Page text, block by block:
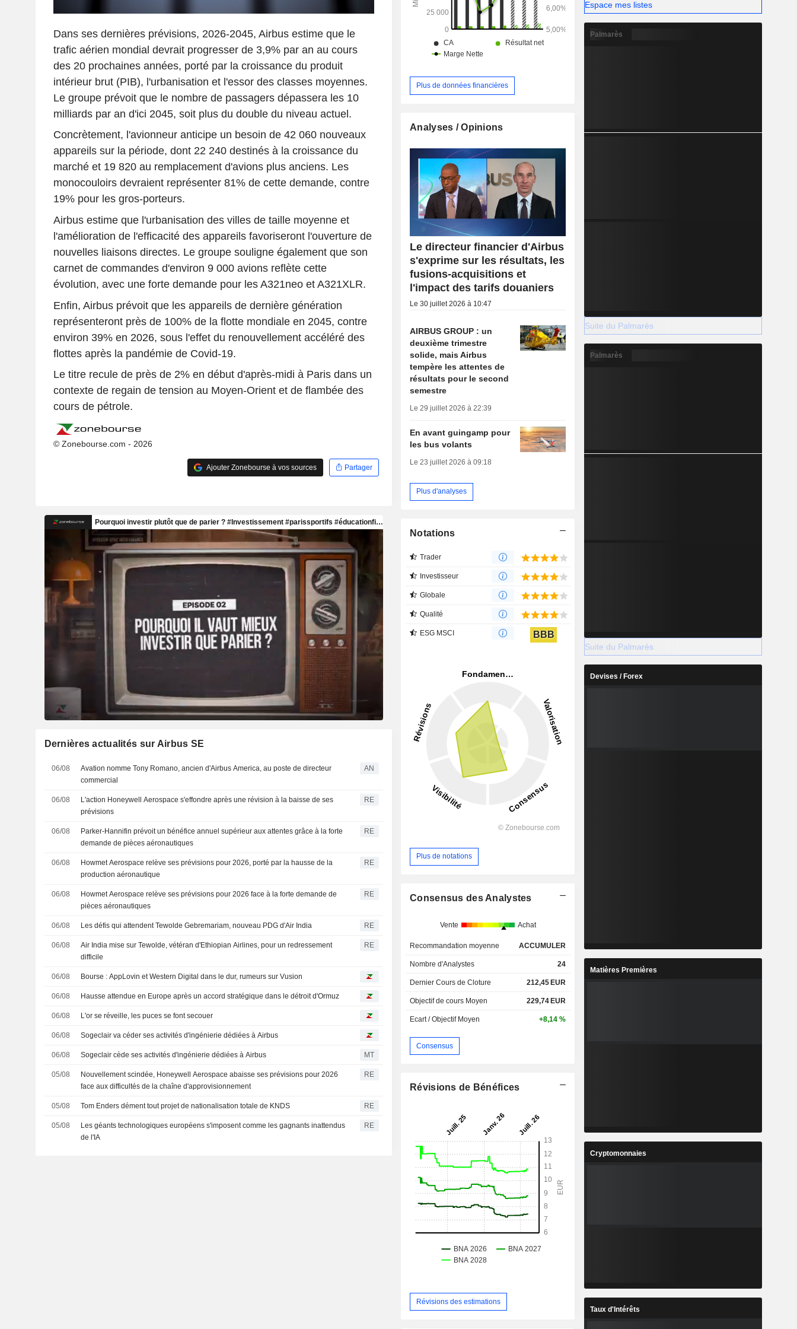
Dans ses dernières prévisions, 2026-2045, Airbus estime que le
trafic aérien mondial devrait progresser de 3,9% par an au cours
des 20 prochaines années, porté par la croissance du produit
intérieur brut (PIB), l'urbanisation et l'essor des classes moyennes.
Le groupe prévoit que le nombre de passagers dépassera les 10
milliards par an d'ici 2045, soit plus du double du niveau actuel.
Concrètement, l'avionneur anticipe un besoin de 42 060 nouveaux
appareils sur la période, dont 22 240 destinés à la croissance du
marché et 19 820 au remplacement d'avions plus anciens. Les
monocouloirs devraient représenter 81% de cette demande, contre
19% pour les gros-porteurs.
Airbus estime que l'urbanisation des villes de taille moyenne et
l'amélioration de l'efficacité des appareils favoriseront l'ouverture de
nouvelles liaisons directes. Le groupe souligne également que son
carnet de commandes d'environ 9 000 avions reflète cette
évolution, avec une forte demande pour les A321neo et A321XLR.
Enfin, Airbus prévoit que les appareils de dernière génération
représenteront près de 100% de la flotte mondiale en 2045, contre
environ 39% en 2026, sous l'effet du renouvellement accéléré des
flottes après la pandémie de Covid-19.
Le titre recule de près de 2% en début d'après-midi à Paris dans un
contexte de regain de tension au Moyen-Orient et de flambée des
cours de pétrole.
© Zonebourse.com - 2026
Ajouter Zonebourse à vos sources Partager
Dernières actualités sur Airbus SE
06/08
Avation nomme Tony Romano, ancien d'Airbus America, au poste de directeur
commercial
AN
06/08
L'action Honeywell Aerospace s'effondre après une révision à la baisse de ses
prévisions
RE
06/08
Parker-Hannifin prévoit un bénéfice annuel supérieur aux attentes grâce à la forte
demande de pièces aéronautiques
RE
06/08
Howmet Aerospace relève ses prévisions pour 2026, porté par la hausse de la
production aéronautique
RE
06/08
Howmet Aerospace relève ses prévisions pour 2026 face à la forte demande de
pièces aéronautiques
RE
06/08 Les défis qui attendent Tewolde Gebremariam, nouveau PDG d'Air India RE
06/08
Air India mise sur Tewolde, vétéran d'Ethiopian Airlines, pour un redressement
difficile
RE
06/08 Bourse : AppLovin et Western Digital dans le dur, rumeurs sur Vusion
06/08 Hausse attendue en Europe après un accord stratégique dans le détroit d'Ormuz
06/08 L'or se réveille, les puces se font secouer
06/08 Sogeclair va céder ses activités d'ingénierie dédiées à Airbus
06/08 Sogeclair cède ses activités d'ingénierie dédiées à Airbus MT
05/08
Nouvellement scindée, Honeywell Aerospace abaisse ses prévisions pour 2026
face aux difficultés de la chaîne d'approvisionnement
RE
05/08 Tom Enders dément tout projet de nationalisation totale de KNDS RE
05/08
Les géants technologiques européens s'imposent comme les gagnants inattendus
de l'IA
RE
Plus de données financières
Analyses / Opinions
Le directeur financier d'Airbus
s'exprime sur les résultats, les
fusions-acquisitions et
l'impact des tarifs douaniers
Le 30 juillet 2026 à 10:47
AIRBUS GROUP : un
deuxième trimestre
solide, mais Airbus
tempère les attentes de
résultats pour le second
semestre
Le 29 juillet 2026 à 22:39
En avant guingamp pour
les bus volants
Le 23 juillet 2026 à 09:18
Plus d'analyses
Notations
Trader
Investisseur
Globale
Qualité
ESG MSCI BBB
Plus de notations
Consensus des Analystes
Vente Achat
Recommandation moyenne ACCUMULER
Nombre d'Analystes 24
Dernier Cours de Cloture 212,45 EUR
Objectif de cours Moyen 229,74 EUR
Ecart / Objectif Moyen +8,14 %
Consensus
Révisions de Bénéfices
Révisions des estimations
Espace mes listes
Palmarès
Suite du Palmarès
Palmarès
Suite du Palmarès
Devises / Forex
Matières Premières
Cryptomonnaies
Taux d'Intérêts